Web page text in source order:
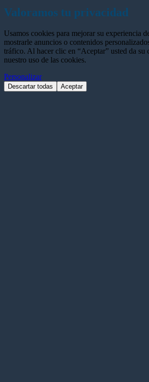
Valoramos tu privacidad
Usamos cookies para mejorar su experiencia
mostrarle anuncios o contenidos
tráfico. Al hacer clic en “Aceptar” usted da su
nuestro uso de las cookies.
Personalizar
Descartar todas Aceptar